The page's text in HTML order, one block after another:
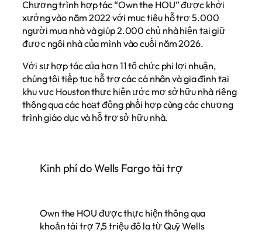
Chương trình hợp tác “Own the HOU” được khởi
xướng vào năm 2022 với mục tiêu hỗ trợ 5.000
người mua nhà và giúp 2.000 chủ nhà hiện tại giữ
được ngôi nhà của mình vào cuối năm 2026.
Với sự hợp tác của hơn 11 tổ chức phi lợi nhuận,
chúng tôi tiếp tục hỗ trợ các cá nhân và gia đình tại
khu vực Houston thực hiện ước mơ sở hữu nhà riêng
thông qua các hoạt động phối hợp cùng các chương
trình giáo dục và hỗ trợ sở hữu nhà.
Kinh phí do Wells Fargo tài trợ
Own the HOU được thực hiện thông qua
khoản tài trợ 7,5 triệu đô la từ Quỹ Wells